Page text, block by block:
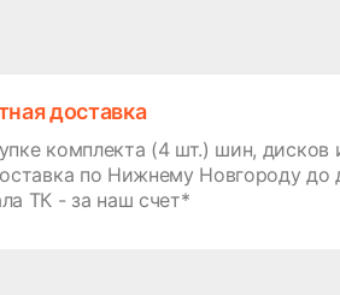
доставка
комплекта (4 шт.) шин, дисков
по Нижнему Новгороду до
ТК - за наш счет*